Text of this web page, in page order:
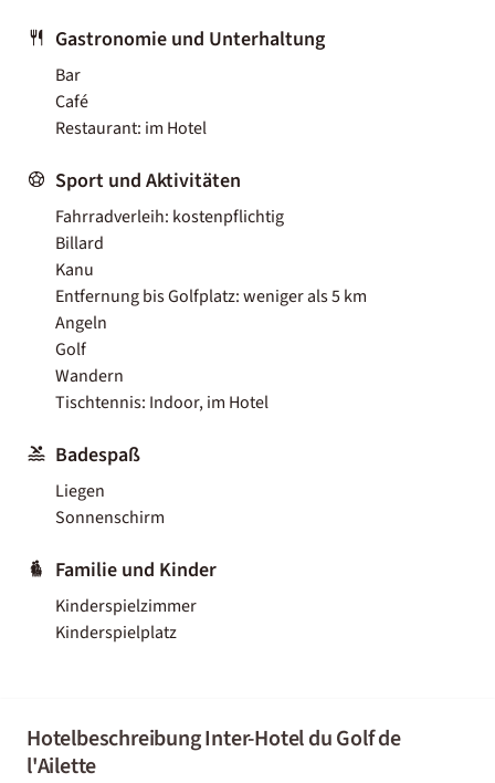
Gastronomie und Unterhaltung
Bar
Café
Restaurant: im Hotel
Sport und Aktivitäten
Fahrradverleih: kostenpflichtig
Billard
Kanu
Entfernung bis Golfplatz: weniger als 5 km
Angeln
Golf
Wandern
Tischtennis: Indoor, im Hotel
Badespaß
Liegen
Sonnenschirm
Familie und Kinder
Kinderspielzimmer
Kinderspielplatz
Hotelbeschreibung Inter-Hotel du Golf de
l'Ailette